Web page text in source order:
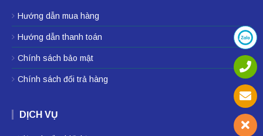
Hướng dẫn mua hàng
Hướng dẫn thanh toán
Chính sách bảo mật
Chính sách đổi trả hàng
DỊCH VỤ